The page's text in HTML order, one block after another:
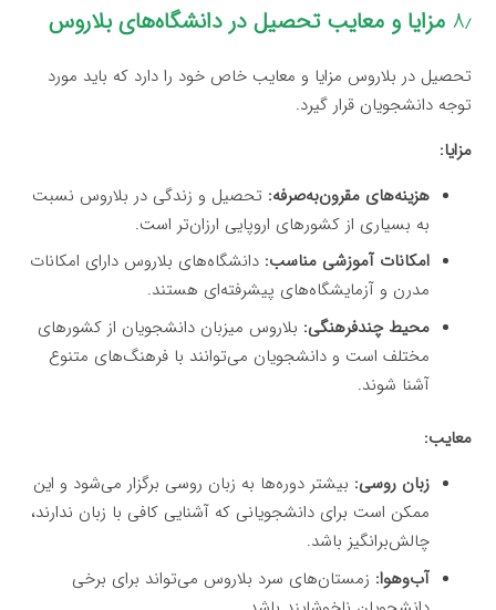
۸٫ مزایا و معایب تحصیل در دانشگاه‌های بلاروس
تحصیل در بلاروس مزایا و معایب خاص خود را دارد که باید مورد
توجه دانشجویان قرار گیرد.
مزایا:
هزینه‌های مقرون‌به‌صرفه: تحصیل و زندگی در بلاروس نسبت
به بسیاری از کشورهای اروپایی ارزان‌تر است.
امکانات آموزشی مناسب: دانشگاه‌های بلاروس دارای امکانات
مدرن و آزمایشگاه‌های پیشرفته‌ای هستند.
محیط چندفرهنگی: بلاروس میزبان دانشجویان از کشورهای
مختلف است و دانشجویان می‌توانند با فرهنگ‌های متنوع
آشنا شوند.
معایب:
زبان روسی: بیشتر دوره‌ها به زبان روسی برگزار می‌شود و این
ممکن است برای دانشجویانی که آشنایی کافی با زبان ندارند،
چالش‌برانگیز باشد.
آب‌وهوا: زمستان‌های سرد بلاروس می‌تواند برای برخی